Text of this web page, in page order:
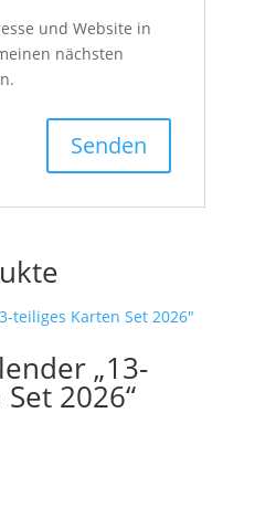
und Website in
nächsten
„13-
2026“